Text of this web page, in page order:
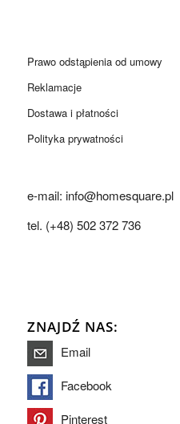
Prawo odstąpienia od umowy
Reklamacje
Dostawa i płatności
Polityka prywatności
e-mail: info@homesquare.pl
tel. (+48) 502 372 736
ZNAJDŹ NAS:
Email
Facebook
Pinterest